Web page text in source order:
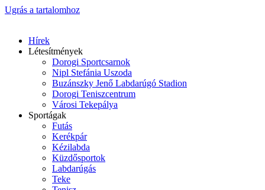
Ugrás a tartalomhoz
Hírek
Létesítmények
Dorogi Sportcsarnok
Nipl Stefánia Uszoda
Buzánszky Jenő Labdarúgó Stadion
Dorogi Teniszcentrum
Városi Tekepálya
Sportágak
Futás
Kerékpár
Kézilabda
Küzdősportok
Labdarúgás
Teke